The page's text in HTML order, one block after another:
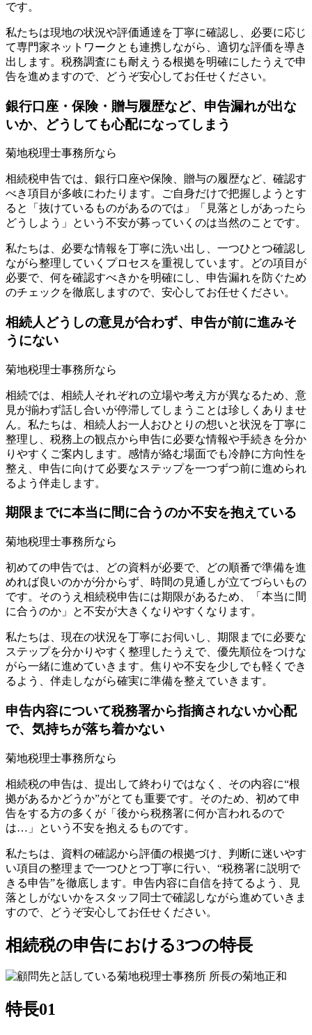
です。
私たちは現地の状況や評価通達を丁寧に確認し、必要に応じ
て専門家ネットワークとも連携しながら、適切な評価を導き
出します。税務調査にも耐えうる根拠を明確にしたうえで申
告を進めますので、どうぞ安心してお任せください。
銀行口座・保険・贈与履歴など、申告漏れが出な
いか、どうしても心配になってしまう
菊地税理士事務所なら
相続税申告では、銀行口座や保険、贈与の履歴など、確認す
べき項目が多岐にわたります。ご自身だけで把握しようとす
ると「抜けているものがあるのでは」「見落としがあったら
どうしよう」という不安が募っていくのは当然のことです。
私たちは、必要な情報を丁寧に洗い出し、一つひとつ確認し
ながら整理していくプロセスを重視しています。どの項目が
必要で、何を確認すべきかを明確にし、申告漏れを防ぐため
のチェックを徹底しますので、安心してお任せください。
相続人どうしの意見が合わず、申告が前に進みそ
うにない
菊地税理士事務所なら
相続では、相続人それぞれの立場や考え方が異なるため、意
見が揃わず話し合いが停滞してしまうことは珍しくありませ
ん。私たちは、相続人お一人おひとりの想いと状況を丁寧に
整理し、税務上の観点から申告に必要な情報や手続きを分か
りやすくご案内します。感情が絡む場面でも冷静に方向性を
整え、申告に向けて必要なステップを一つずつ前に進められ
るよう伴走します。
期限までに本当に間に合うのか不安を抱えている
菊地税理士事務所なら
初めての申告では、どの資料が必要で、どの順番で準備を進
めれば良いのかが分からず、時間の見通しが立てづらいもの
です。そのうえ相続税申告には期限があるため、「本当に間
に合うのか」と不安が大きくなりやすくなります。
私たちは、現在の状況を丁寧にお伺いし、期限までに必要な
ステップを分かりやすく整理したうえで、優先順位をつけな
がら一緒に進めていきます。焦りや不安を少しでも軽くでき
るよう、伴走しながら確実に準備を整えていきます。
申告内容について税務署から指摘されないか心配
で、気持ちが落ち着かない
菊地税理士事務所なら
相続税の申告は、提出して終わりではなく、その内容に“根
拠があるかどうか”がとても重要です。そのため、初めて申
告をする方の多くが「後から税務署に何か言われるので
は…」という不安を抱えるものです。
私たちは、資料の確認から評価の根拠づけ、判断に迷いやす
い項目の整理まで一つひとつ丁寧に行い、“税務署に説明で
きる申告”を徹底します。申告内容に自信を持てるよう、見
落としがないかをスタッフ同士で確認しながら進めていきま
すので、どうぞ安心してお任せください。
相続税の申告における3つの特長
特長01